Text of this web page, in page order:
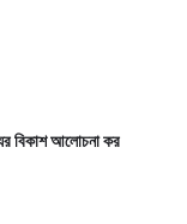
বিকাশ আলোচনা কর